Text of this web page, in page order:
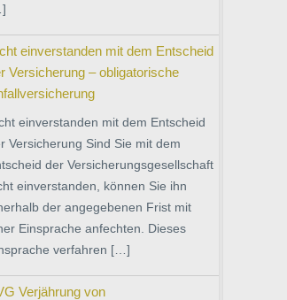
einverstanden mit dem Entscheid
Versicherung – obligatorische
einverstanden mit dem Entscheid
Versicherung Sind Sie mit dem
der Versicherungsgesellschaft
einverstanden, können Sie ihn
der angegebenen Frist mit
Einsprache anfechten. Dieses
verfahren […]
Verjährung von